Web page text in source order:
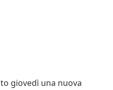
giovedì una nuova